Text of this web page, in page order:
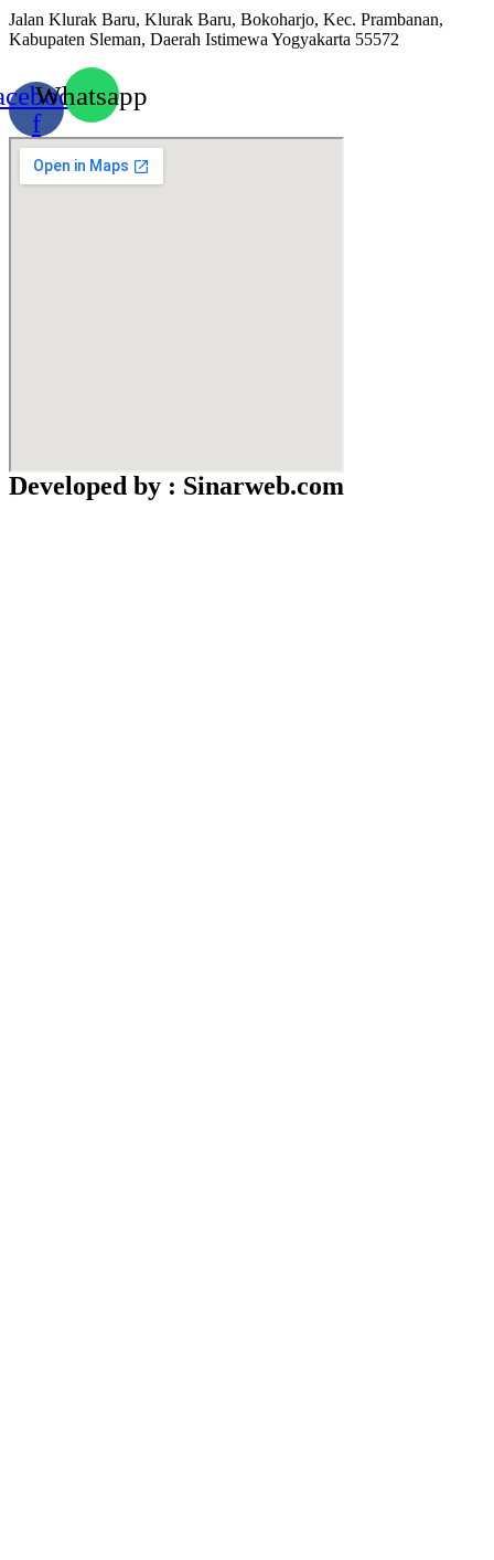
Jalan Klurak Baru, Klurak Baru, Bokoharjo, Kec. Prambanan,
Kabupaten Sleman, Daerah Istimewa Yogyakarta 55572
f
Whatsapp
Developed by : Sinarweb.com